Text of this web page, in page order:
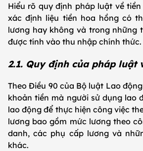
Hiểu rõ quy định pháp luật về
xác định liệu tiền hoa hồng có
lương hay không và trong những
được tính vào thu nhập chính thức.
2.1. Quy định của pháp luật
Theo Điều 90 của Bộ luật Lao
khoản tiền mà người sử dụng lao
lao động để thực hiện công việc
lương bao gồm mức lương theo
danh, các phụ cấp lương và
khác.